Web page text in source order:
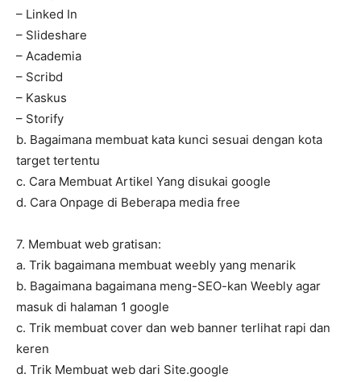
– Linked In
– Slideshare
– Academia
– Scribd
– Kaskus
– Storify
b. Bagaimana membuat kata kunci sesuai dengan kota
target tertentu
c. Cara Membuat Artikel Yang disukai google
d. Cara Onpage di Beberapa media free
7. Membuat web gratisan:
a. Trik bagaimana membuat weebly yang menarik
b. Bagaimana bagaimana meng-SEO-kan Weebly agar
masuk di halaman 1 google
c. Trik membuat cover dan web banner terlihat rapi dan
keren
d. Trik Membuat web dari Site.google